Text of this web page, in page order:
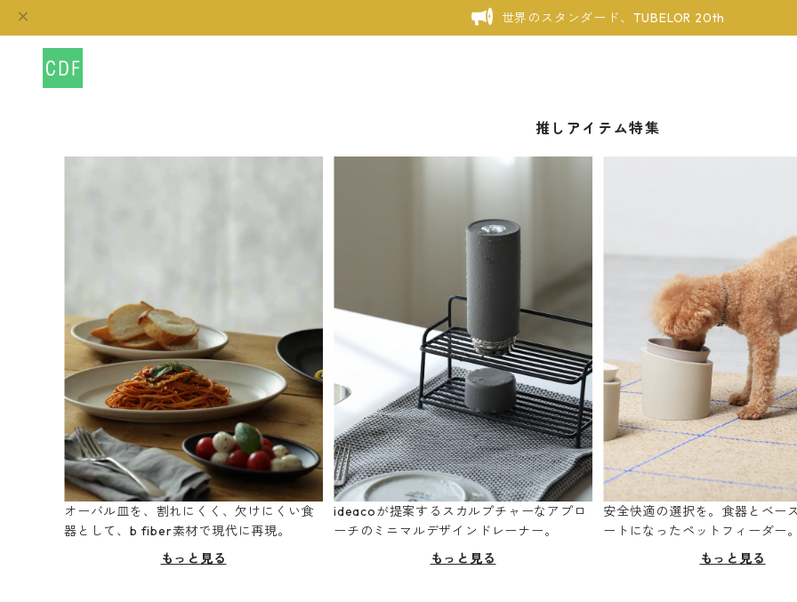
世界のスタンダード、TUBELOR 20th
推しアイテム特集
オーバル皿を、割れにくく、欠けにくい食
器として、b fiber素材で現代に再現。
もっと見る
ideacoが提案するスカルプチャーなアプロ
ーチのミニマルデザインドレーナー。
もっと見る
安全快適の選択を。食器とベー
ートになったペットフィーダー。
もっと見る